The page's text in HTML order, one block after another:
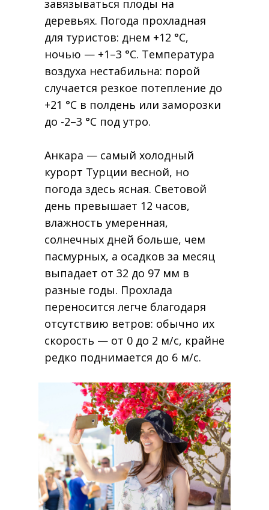
завязываться плоды на
деревьях. Погода прохладная
для туристов: днем +12 °C,
ночью — +1–3 °C. Температура
воздуха нестабильна: порой
случается резкое потепление до
+21 °C в полдень или заморозки
до -2–3 °C под утро.
Анкара — самый холодный
курорт Турции весной, но
погода здесь ясная. Световой
день превышает 12 часов,
влажность умеренная,
солнечных дней больше, чем
пасмурных, а осадков за месяц
выпадает от 32 до 97 мм в
разные годы. Прохлада
переносится легче благодаря
отсутствию ветров: обычно их
скорость — от 0 до 2 м/с, крайне
редко поднимается до 6 м/с.